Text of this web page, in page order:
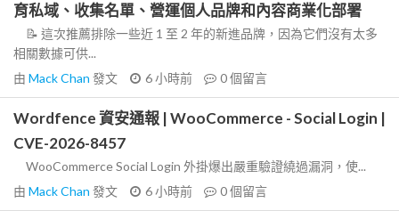
育私域、收集名單、營運個人品牌和內容商業化部署
📝 這次推薦排除一些近 1 至 2 年的新進品牌，因為它們沒有太多
相關數據可供...
由 Mack Chan 發文 6 小時前 0個留言
Wordfence 資安通報 | WooCommerce - Social Login |
CVE-2026-8457
WooCommerce Social Login 外掛爆出嚴重驗證繞過漏洞，使...
由 Mack Chan 發文 6 小時前 0個留言